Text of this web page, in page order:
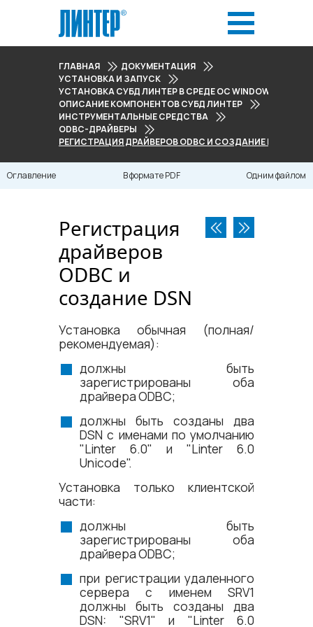
ГЛАВНАЯ
ДОКУМЕНТАЦИЯ
УСТАНОВКА И ЗАПУСК
УСТАНОВКА СУБД ЛИНТЕР В СРЕДЕ ОС WINDOWS
ОПИСАНИЕ КОМПОНЕНТОВ СУБД ЛИНТЕР
ИНСТРУМЕНТАЛЬНЫЕ СРЕДСТВА
ODBC-ДРАЙВЕРЫ
РЕГИСТРАЦИЯ ДРАЙВЕРОВ ODBC И СОЗДАНИЕ DSN
Оглавление В формате PDF Одним файлом
Регистрация
драйверов
ODBC и
создание DSN
Установка обычная (полная/
рекомендуемая):
должны быть
зарегистрированы оба
драйвера ODBC;
должны быть созданы два
DSN с именами по умолчанию
"Linter 6.0" и "Linter 6.0
Unicode".
Установка только клиентской
части:
должны быть
зарегистрированы оба
драйвера ODBC;
при регистрации удаленного
сервера с именем SRV1
должны быть созданы два
DSN: "SRV1" и "Linter 6.0